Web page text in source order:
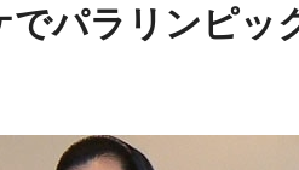
パラリンピッ